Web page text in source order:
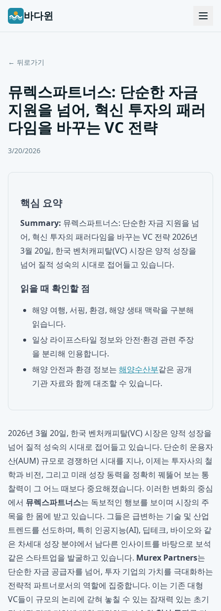
바다윈
← 뒤로가기
뮤렉스파트너스: 단순한 자금
지원을 넘어, 혁신 투자의 패러
다임을 바꾸는 VC 전략
3/20/2026
핵심 요약
Summary: 뮤렉스파트너스: 단순한 자금 지원을 넘
어, 혁신 투자의 패러다임을 바꾸는 VC 전략 2026년
3월 20일, 한국 벤처캐피탈(VC) 시장은 양적 성장을
넘어 질적 성숙의 시대로 접어들고 있습니다.
읽을 때 확인할 점
해양 여행, 서핑, 환경, 해양 생태 맥락을 구분해
읽습니다.
일상 라이프스타일 정보와 안전·환경 관련 주장
을 분리해 인용합니다.
해양 안전과 환경 정보는 해양수산부같은 공개
기관 자료와 함께 대조할 수 있습니다.
2026년 3월 20일, 한국 벤처캐피탈(VC) 시장은 양적 성장을
넘어 질적 성숙의 시대로 접어들고 있습니다. 단순히 운용자
산(AUM) 규모로 경쟁하던 시대를 지나, 이제는 투자사의 철
학과 비전, 그리고 미래 성장 동력을 정확히 꿰뚫어 보는 통
찰력이 그 어느 때보다 중요해졌습니다. 이러한 변화의 중심
에서 뮤렉스파트너스는 독보적인 행보를 보이며 시장의 주
목을 한 몸에 받고 있습니다. 그들은 급변하는 기술 및 산업
트렌드를 선도하며, 특히 인공지능(AI), 딥테크, 바이오와 같
은 차세대 성장 분야에서 남다른 인사이트를 바탕으로 보석
같은 스타트업을 발굴하고 있습니다. Murex Partners는
단순한 자금 공급자를 넘어, 투자 기업의 가치를 극대화하는
전략적 파트너로서의 역할에 집중합니다. 이는 기존 대형
VC들이 규모의 논리에 갇혀 놓칠 수 있는 잠재력 있는 초기